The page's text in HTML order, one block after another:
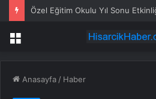
Özel Eğitim Okulu Yıl Sonu
Menü
Anasayfa / Haber